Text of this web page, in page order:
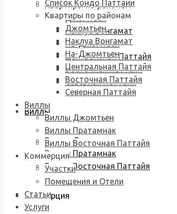
Квартиры по районам
Джомтьен
Наклуа Вонгамат
На-Джомтьен
Центральная Паттайя
Восточная Паттайя
Северная Паттайя
Виллы
Виллы Джомтьен
Виллы Пратамнак
Виллы Восточная Паттайя
Коммерция
Список Кондо Паттайи
Квартиры по районам
Джомтьен
Наклуа Вонгамат
На-Джомтьен
Центральная Паттайя
Восточная Паттайя
Северная Паттайя
Виллы
Виллы Джомтьен
Виллы Пратамнак
Виллы Восточная Паттайя
Коммерция
Участки
Помещения и Отели
Статьи
Услуги